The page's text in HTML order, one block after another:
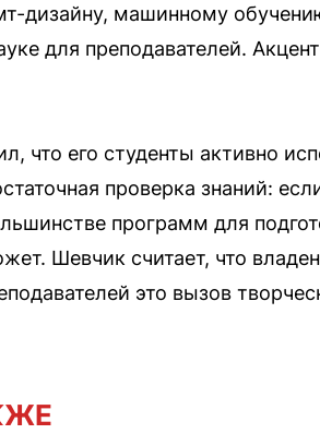
дизайну, машинному
для преподавателей.
что его студенты активно
проверка знаний:
программ для
Шевчик считает, что
это вызов